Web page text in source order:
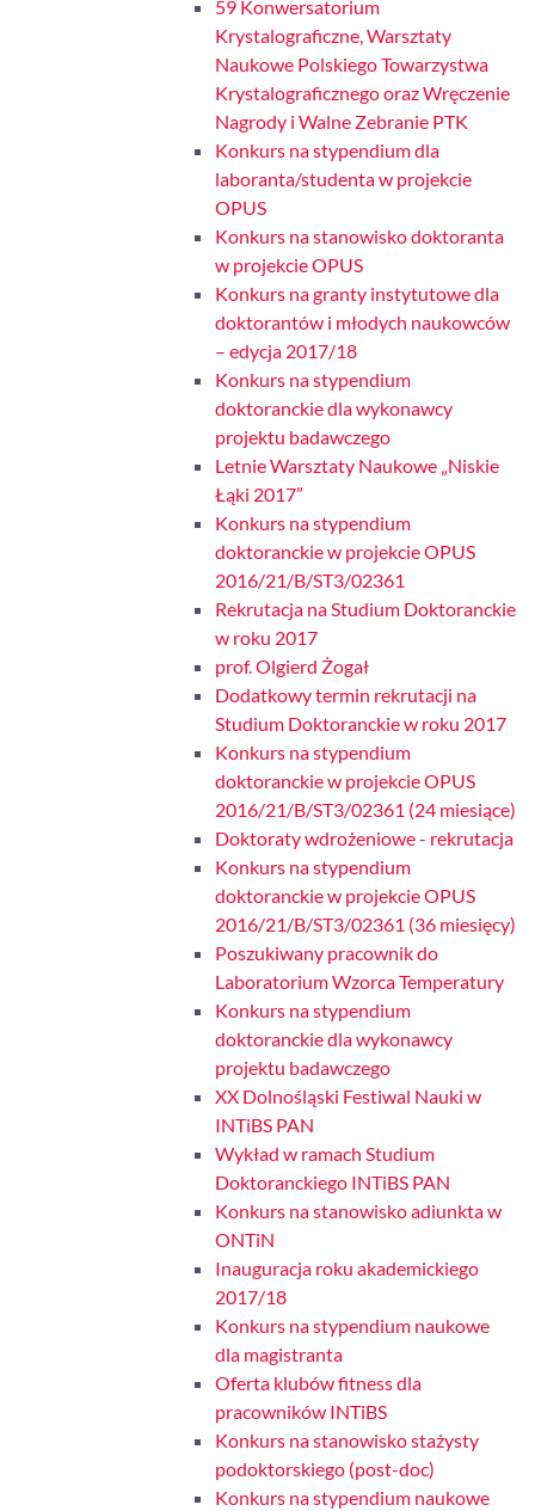
59 Konwersatorium
Krystalograficzne, Warsztaty
Naukowe Polskiego Towarzystwa
Krystalograficznego oraz Wręczenie
Nagrody i Walne Zebranie PTK
Konkurs na stypendium dla
laboranta/studenta w projekcie
OPUS
Konkurs na stanowisko doktoranta
w projekcie OPUS
Konkurs na granty instytutowe dla
doktorantów i młodych naukowców
– edycja 2017/18
Konkurs na stypendium
doktoranckie dla wykonawcy
projektu badawczego
Letnie Warsztaty Naukowe „Niskie
Łąki 2017”
Konkurs na stypendium
doktoranckie w projekcie OPUS
2016/21/B/ST3/02361
Rekrutacja na Studium Doktoranckie
w roku 2017
prof. Olgierd Żogał
Dodatkowy termin rekrutacji na
Studium Doktoranckie w roku 2017
Konkurs na stypendium
doktoranckie w projekcie OPUS
2016/21/B/ST3/02361 (24 miesiące)
Doktoraty wdrożeniowe - rekrutacja
Konkurs na stypendium
doktoranckie w projekcie OPUS
2016/21/B/ST3/02361 (36 miesięcy)
Poszukiwany pracownik do
Laboratorium Wzorca Temperatury
Konkurs na stypendium
doktoranckie dla wykonawcy
projektu badawczego
XX Dolnośląski Festiwal Nauki w
INTiBS PAN
Wykład w ramach Studium
Doktoranckiego INTiBS PAN
Konkurs na stanowisko adiunkta w
ONTiN
Inauguracja roku akademickiego
2017/18
Konkurs na stypendium naukowe
dla magistranta
Oferta klubów fitness dla
pracowników INTiBS
Konkurs na stanowisko stażysty
podoktorskiego (post-doc)
Konkurs na stypendium naukowe